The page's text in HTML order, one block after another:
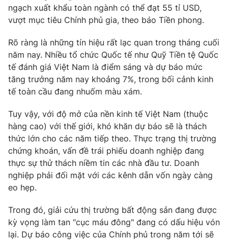
ngạch xuất khẩu toàn ngành có thể đạt 55 tỉ USD,
vượt mục tiêu Chính phủ gia, theo báo Tiền phong.
Rõ ràng là những tín hiệu rất lạc quan trong tháng cuối
năm nay. Nhiều tổ chức Quốc tế như Quỹ Tiền tệ Quốc
tế đánh giá Việt Nam là điểm sáng và dự báo mức
tăng trưởng năm nay khoảng 7%, trong bối cảnh kinh
tế toàn cầu đang nhuốm màu xám.
Tuy vậy, với độ mở của nền kinh tế Việt Nam (thuộc
hàng cao) với thế giới, khó khăn dự báo sẽ là thách
thức lớn cho các năm tiếp theo. Thực trạng thị trường
chứng khoán, vấn đề trái phiếu doanh nghiệp đang
thực sự thử thách niềm tin các nhà đầu tư. Doanh
nghiệp phải đối mặt với các kênh dẫn vốn ngày càng
eo hẹp.
Trong đó, giải cứu thị trường bất động sản đang được
kỳ vọng làm tan "cục máu đông" đang có dấu hiệu vón
lại. Dự báo công việc của Chính phủ trong năm tới sẽ